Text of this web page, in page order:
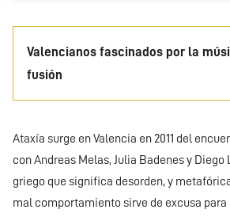
Valencianos fascinados por la
fusión
Ataxía surge en Valencia en 2011 del
con Andreas Melas, Julia Badenes y Diego
griego que significa desorden, y
mal comportamiento sirve de excusa